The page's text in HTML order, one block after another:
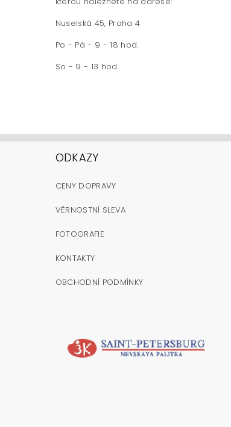
Nuselská 45, Praha 4
Po - Pá - 9 - 18 hod.
So - 9 - 13 hod.
ODKAZY
CENY DOPRAVY
VĚRNOSTNÍ SLEVA
FOTOGRAFIE
KONTAKTY
OBCHODNÍ PODMÍNKY